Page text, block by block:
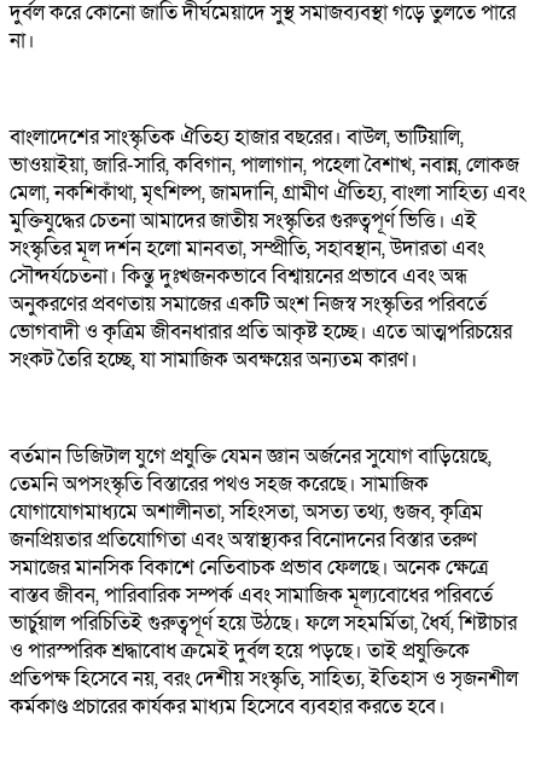
দুর্বল করে কোনো জাতি দীর্ঘমেয়াদে সুস্থ সমাজব্যবস্থা গড়ে তুলতে পারে
না।
বাংলাদেশের সাংস্কৃতিক ঐতিহ্য হাজার বছরের। বাউল, ভাটিয়ালি,
ভাওয়াইয়া, জারি-সারি, কবিগান, পালাগান, পহেলা বৈশাখ, নবান্ন, লোকজ
মেলা, নকশিকাঁথা, মৃৎশিল্প, জামদানি, গ্রামীণ ঐতিহ্য, বাংলা সাহিত্য এবং
মুক্তিযুদ্ধের চেতনা আমাদের জাতীয় সংস্কৃতির গুরুত্বপূর্ণ ভিত্তি। এই
সংস্কৃতির মূল দর্শন হলো মানবতা, সম্প্রীতি, সহাবস্থান, উদারতা এবং
সৌন্দর্যচেতনা। কিন্তু দুঃখজনকভাবে বিশ্বায়নের প্রভাবে এবং অন্ধ
অনুকরণের প্রবণতায় সমাজের একটি অংশ নিজস্ব সংস্কৃতির পরিবর্তে
ভোগবাদী ও কৃত্রিম জীবনধারার প্রতি আকৃষ্ট হচ্ছে। এতে আত্মপরিচয়ের
সংকট তৈরি হচ্ছে, যা সামাজিক অবক্ষয়ের অন্যতম কারণ।
বর্তমান ডিজিটাল যুগে প্রযুক্তি যেমন জ্ঞান অর্জনের সুযোগ বাড়িয়েছে,
তেমনি অপসংস্কৃতি বিস্তারের পথও সহজ করেছে। সামাজিক
যোগাযোগমাধ্যমে অশালীনতা, সহিংসতা, অসত্য তথ্য, গুজব, কৃত্রিম
জনপ্রিয়তার প্রতিযোগিতা এবং অস্বাস্থ্যকর বিনোদনের বিস্তার তরুণ
সমাজের মানসিক বিকাশে নেতিবাচক প্রভাব ফেলছে। অনেক ক্ষেত্রে
বাস্তব জীবন, পারিবারিক সম্পর্ক এবং সামাজিক মূল্যবোধের পরিবর্তে
ভার্চুয়াল পরিচিতিই গুরুত্বপূর্ণ হয়ে উঠছে। ফলে সহমর্মিতা, ধৈর্য, শিষ্টাচার
ও পারস্পরিক শ্রদ্ধাবোধ ক্রমেই দুর্বল হয়ে পড়ছে। তাই প্রযুক্তিকে
প্রতিপক্ষ হিসেবে নয়, বরং দেশীয় সংস্কৃতি, সাহিত্য, ইতিহাস ও সৃজনশীল
কর্মকাণ্ড প্রচারের কার্যকর মাধ্যম হিসেবে ব্যবহার করতে হবে।